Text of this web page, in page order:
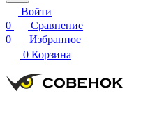
Войти
0
Сравнение
0
Избранное
0 Корзина